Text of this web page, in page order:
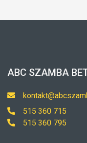
ABC SZAMBA
515 360 715
515 360 795